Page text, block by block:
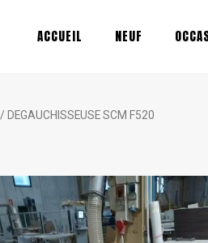
ACCUEIL NEUF
/ DEGAUCHISSEUSE SCM F520